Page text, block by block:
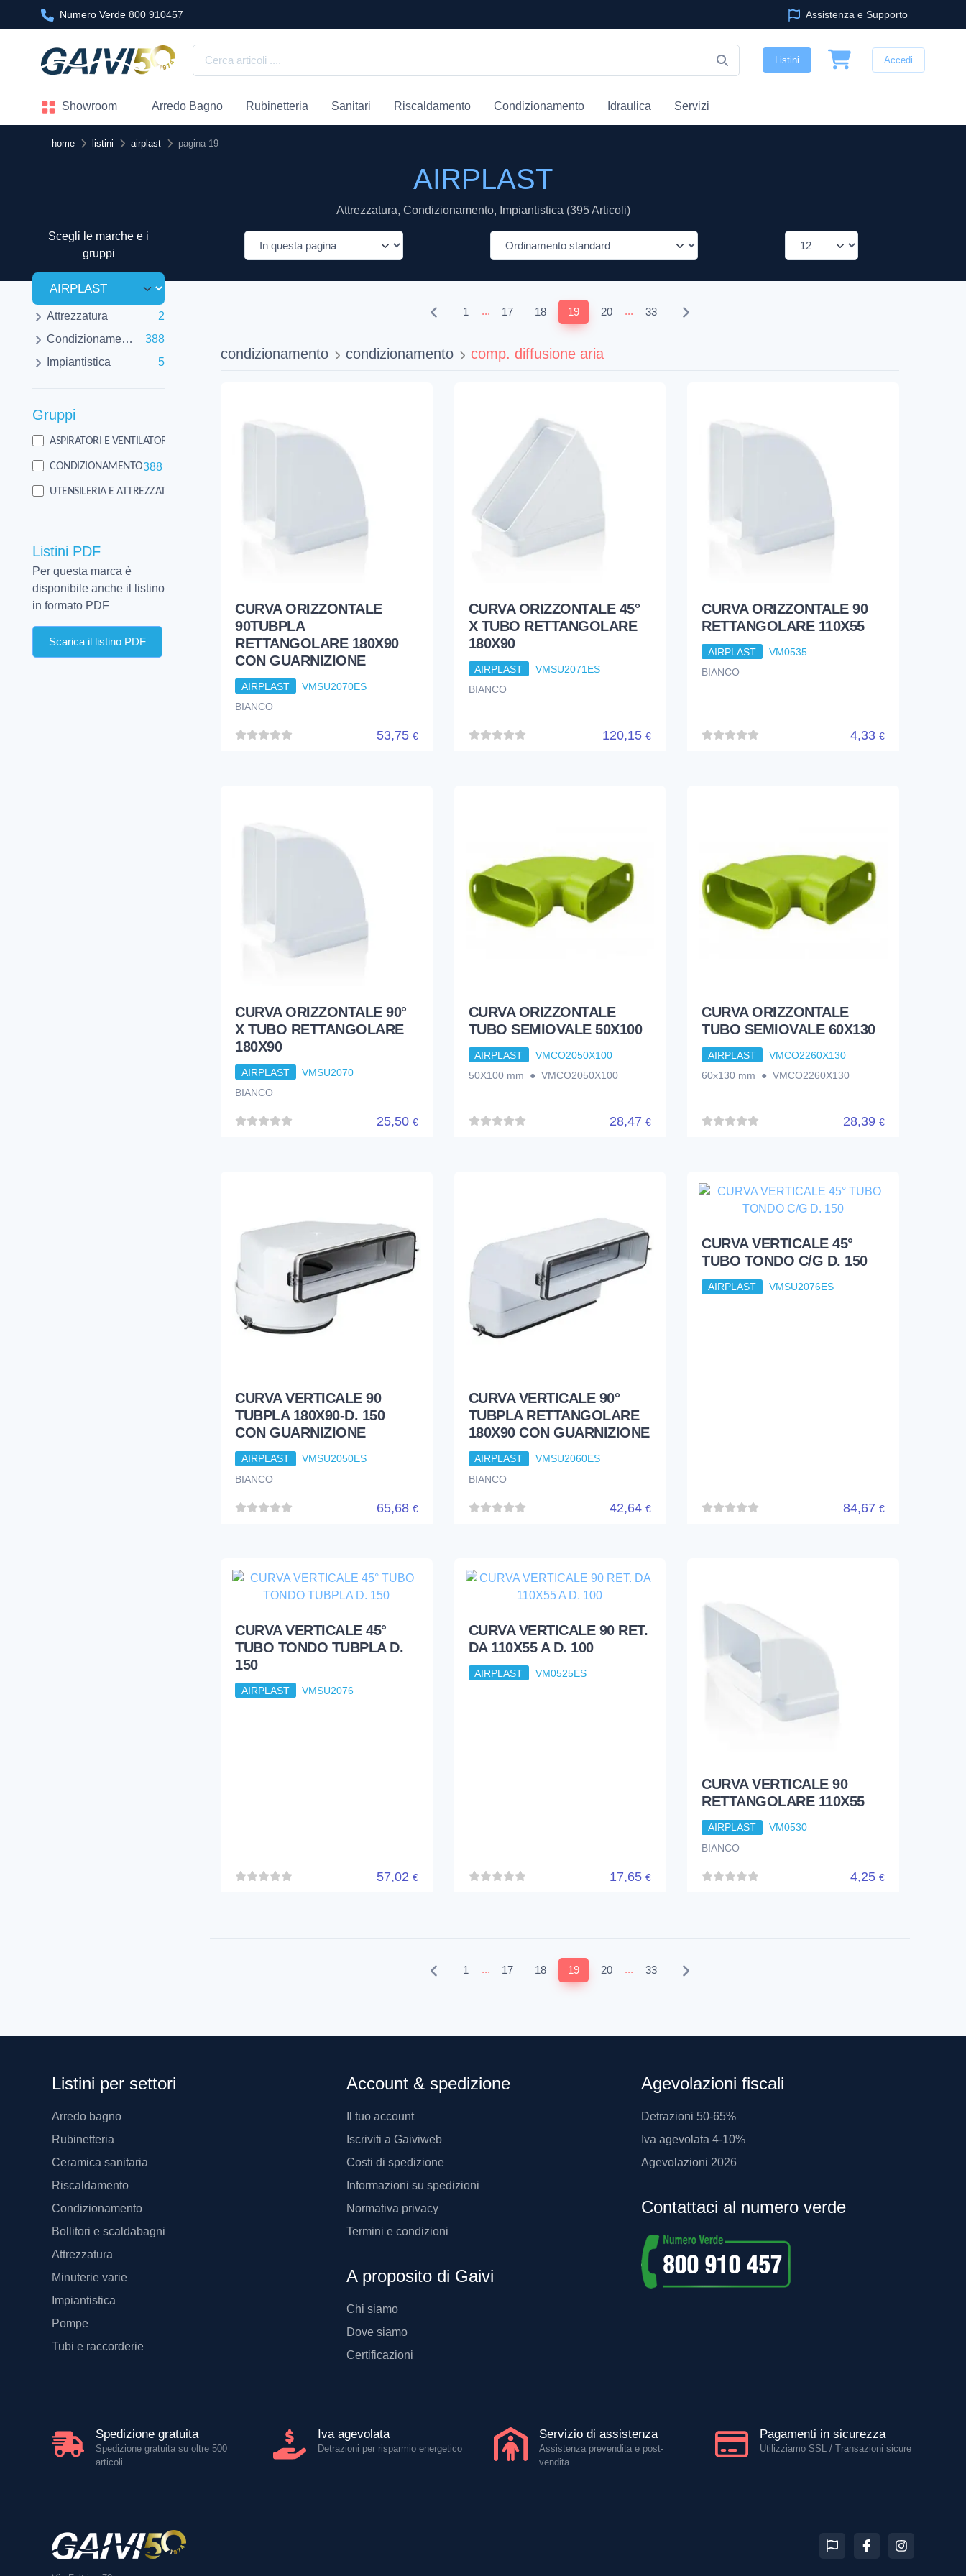
Numero Verde 800 910457 Assistenza e Supporto
Listini Accedi
Showroom Arredo Bagno Rubinetteria Sanitari Riscaldamento Condizionamento Idraulica Servizi
home listini airplast pagina 19
AIRPLAST
Attrezzatura, Condizionamento, Impiantistica (395 Articoli)
Scegli le marche e i
gruppi
Attrezzatura
2
Condizionamento
388
Impiantistica
5
Gruppi
ASPIRATORI E VENTILATORI
CONDIZIONAMENTO388
UTENSILERIA E ATTREZZATURA
Listini PDF
Per questa marca è
disponibile anche il listino
in formato PDF
Scarica il listino PDF
1 ... 17 18 19 20 ... 33
condizionamento condizionamento comp. diffusione aria
CURVA ORIZZONTALE
90TUBPLA
RETTANGOLARE 180X90
CON GUARNIZIONE
AIRPLAST
VMSU2070ES
BIANCO
53,75 €
CURVA ORIZZONTALE 45°
X TUBO RETTANGOLARE
180X90
AIRPLAST
VMSU2071ES
BIANCO
120,15€
CURVA ORIZZONTALE 90
RETTANGOLARE 110X55
AIRPLAST
VM0535
BIANCO
4,33 €
CURVA ORIZZONTALE 90°
X TUBO RETTANGOLARE
180X90
AIRPLAST
VMSU2070
BIANCO
25,50 €
CURVA ORIZZONTALE
TUBO SEMIOVALE 50X100
AIRPLAST
VMCO2050X100
50X100 mm ● VMCO2050X100
28,47€
CURVA ORIZZONTALE
TUBO SEMIOVALE 60X130
AIRPLAST
VMCO2260X130
60x130 mm ● VMCO2260X130
28,39 €
CURVA VERTICALE 90
TUBPLA 180X90-D. 150
CON GUARNIZIONE
AIRPLAST
VMSU2050ES
BIANCO
65,68 €
CURVA VERTICALE 90°
TUBPLA RETTANGOLARE
180X90 CON GUARNIZIONE
AIRPLAST
VMSU2060ES
BIANCO
42,64€
CURVA VERTICALE 45°
TUBO TONDO C/G D. 150
AIRPLAST VMSU2076ES
84,67 €
CURVA VERTICALE 45°
TUBO TONDO TUBPLA D.
150
AIRPLAST VMSU2076
57,02 €
CURVA VERTICALE 90 RET.
DA 110X55 A D. 100
AIRPLAST VM0525ES
17,65€
CURVA VERTICALE 90
RETTANGOLARE 110X55
AIRPLAST
VM0530
BIANCO
4,25 €
1 ... 17 18 19 20 ... 33
Listini per settori
Arredo bagno
Rubinetteria
Ceramica sanitaria
Riscaldamento
Condizionamento
Bollitori e scaldabagni
Attrezzatura
Minuterie varie
Impiantistica
Pompe
Tubi e raccorderie
Account & spedizione
Il tuo account
Iscriviti a Gaiviweb
Costi di spedizione
Informazioni su spedizioni
Normativa privacy
Termini e condizioni
A proposito di Gaivi
Chi siamo
Dove siamo
Certificazioni
Agevolazioni fiscali
Detrazioni 50-65%
Iva agevolata 4-10%
Agevolazioni 2026
Contattaci al numero verde
Spedizione gratuita
Spedizione gratuita su oltre 500
articoli
Iva agevolata
Detrazioni per risparmio energetico
Servizio di assistenza
Assistenza prevendita e post-
vendita
Pagamenti in sicurezza
Utilizziamo SSL / Transazioni sicure